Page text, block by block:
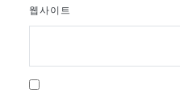
웹사이트